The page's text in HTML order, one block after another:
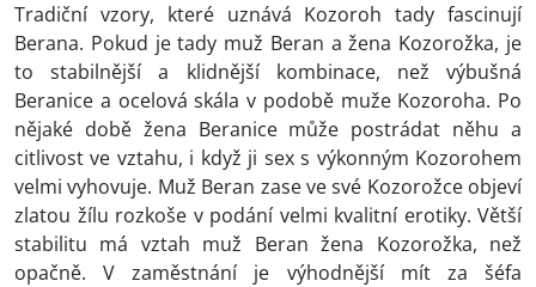
Tradiční vzory, které uznává Kozoroh tady fascinují
Berana. Pokud je tady muž Beran a žena Kozorožka, je
to stabilnější a klidnější kombinace, než výbušná
Beranice a ocelová skála v podobě muže Kozoroha. Po
nějaké době žena Beranice může postrádat něhu a
citlivost ve vztahu, i když ji sex s výkonným Kozorohem
velmi vyhovuje. Muž Beran zase ve své Kozorožce objeví
zlatou žílu rozkoše v podání velmi kvalitní erotiky. Větší
stabilitu má vztah muž Beran žena Kozorožka, než
opačně. V zaměstnání je výhodnější mít za šéfa